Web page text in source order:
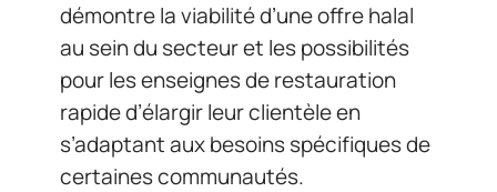
démontre la viabilité d’une offre halal
au sein du secteur et les possibilités
pour les enseignes de restauration
rapide d’élargir leur clientèle en
s’adaptant aux besoins spécifiques de
certaines communautés.